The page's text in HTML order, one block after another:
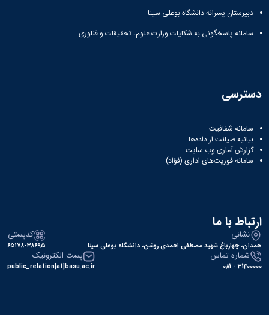
دبیرستان پسرانه دانشگاه بوعلی سینا
سامانه پاسخگوئی به شکایات وزارت علوم، تحقیقات و فناوری
دسترسی
سامانه شفافیت
بیانیه صیانت از داده‌ها
گزارش آماری وب‌ سایت
سامانه فوریت‌های اداری (فؤاد)
ارتباط با ما
نشانی
همدان، چهارباغ شهید مصطفی احمدی روشن، دانشگاه بوعلی سینا
کدپستی
۶۵۱۷۸-۳۸۶۹۵
شماره تماس
31400000 - 081
پست الکترونیک
public_relation[at]basu.ac.ir